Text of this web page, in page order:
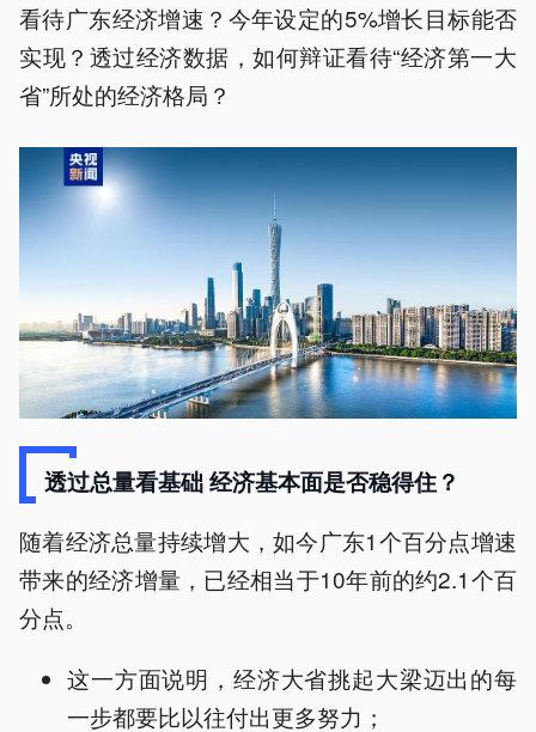
看待广东经济增速？今年设定的5%增长目标能否
实现？透过经济数据，如何辩证看待“经济第一大
省”所处的经济格局？
透过总量看基础 经济基本面是否稳得住？
随着经济总量持续增大，如今广东1个百分点增速
带来的经济增量，已经相当于10年前的约2.1个百
分点。
这一方面说明，经济大省挑起大梁迈出的每
一步都要比以往付出更多努力；